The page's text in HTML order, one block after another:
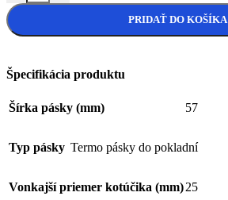
PRIDAŤ DO KOŠÍKA
Špecifikácia produktu
Šírka pásky (mm) 57
Typ pásky Termo pásky do pokladní
Vonkajší priemer kotúčika (mm)25